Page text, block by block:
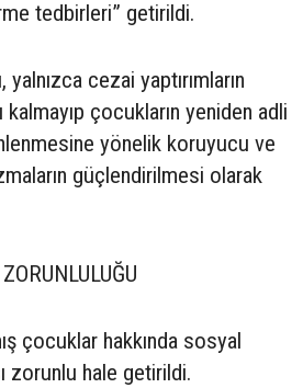
tedbirleri” getirildi.
cezai yaptırımların
kalmayıp çocukların yeniden adli
yönelik koruyucu ve
güçlendirilmesi olarak
çocuklar hakkında sosyal
zorunlu hale getirildi.